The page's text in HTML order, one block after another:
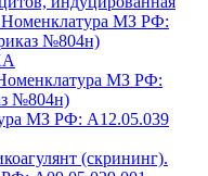
МЗ РФ:
№804н)
МЗ РФ:
№804н)
МЗ РФ: A12.05.039
(скрининг).